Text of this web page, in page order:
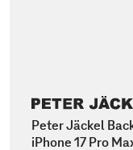
Peter Jäckel
iPhone 17 Pro